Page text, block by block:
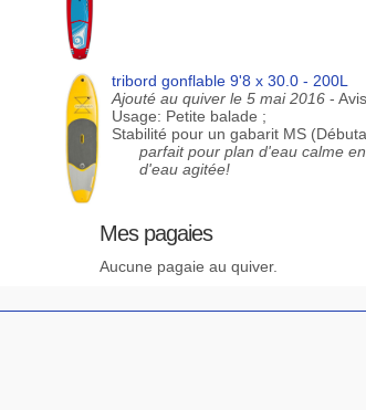
tribord gonflable 9'8 x 30.0 - 200L
Ajouté au quiver le 5 mai 2016 -
Usage: Petite balade ;
Stabilité pour un gabarit MS
parfait pour plan d'eau calme
d'eau agitée!
Mes pagaies
Aucune pagaie au quiver.